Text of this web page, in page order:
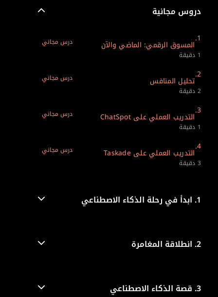
دروس مجانية
1.
المسوق الرقمي: الماضي والآن
درس مجاني
1 دقيقة
2.
تحليل المنافس
درس مجاني
2 دقيقة
3.
التدريب العملي على ChatSpot
درس مجاني
1 دقيقة
4.
التدريب العملي على Taskade
درس مجاني
3 دقيقة
1. ابدأ في رحلة الذكاء الاصطناعي
2. انطلاقة المغامرة
3. قصة الذكاء الاصطناعي